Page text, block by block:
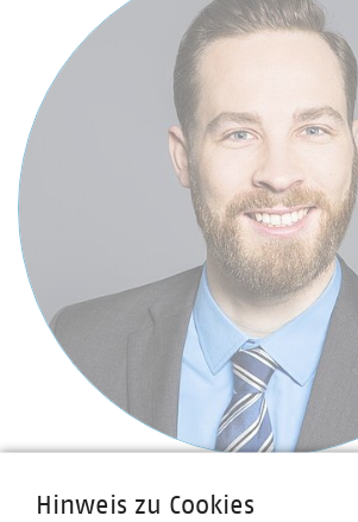
Jan Wullenweber
Hinweis zu Cookies